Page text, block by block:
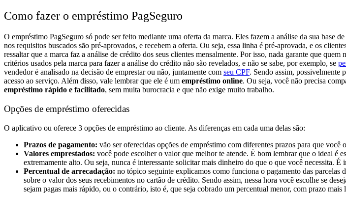
Como fazer o empréstimo PagSeguro
O empréstimo PagSeguro só pode ser feito mediante uma oferta da marca. Eles fazem a análise da sua base
nos requisitos buscados são pré-aprovados, e recebem a oferta. Ou seja, essa linha é pré-aprovada, e os
ressaltar que a marca faz a análise de crédito dos seus clientes mensalmente. Por isso, nada garante que
critérios usados pela marca para fazer a análise do crédito não são revelados, e não se sabe, por exemplo, se
vendedor é analisado na decisão de emprestar ou não, juntamente com seu CPF. Sendo assim, possivelmente
acesso ao serviço. Além disso, vale lembrar que ele é um empréstimo online. Ou seja, você não precisa
empréstimo rápido e facilitado, sem muita burocracia e que não exige muito trabalho.
Opções de empréstimo oferecidas
O aplicativo ou oferece 3 opções de empréstimo ao cliente. As diferenças em cada uma delas são:
Prazos de pagamento: vão ser oferecidas opções de empréstimo com diferentes prazos para que você
Valores emprestados: você pode escolher o valor que melhor te atende. É bom lembrar que o ideal é
extremamente alto. Ou seja, nunca é interessante solicitar mais dinheiro do que o que você necessita. É
Percentual de arrecadação: no tópico seguinte explicamos como funciona o pagamento das parcelas
sobre o valor dos seus recebimentos no cartão de crédito. Sendo assim, nessa hora você escolhe se
sejam pagas mais rápido, ou o contrário, isto é, que seja cobrado um percentual menor, com prazo mais